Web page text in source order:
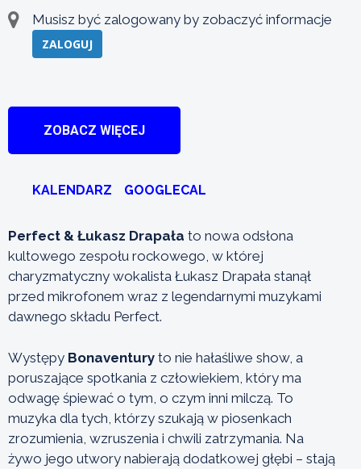
Musisz być zalogowany by zobaczyć informacje
ZALOGUJ
ZOBACZ WIĘCEJ
KALENDARZ GOOGLECAL
Perfect & Łukasz Drapała to nowa odsłona
kultowego zespołu rockowego, w której
charyzmatyczny wokalista Łukasz Drapała stanął
przed mikrofonem wraz z legendarnymi muzykami
dawnego składu Perfect.
Występy Bonaventury to nie hałaśliwe show, a
poruszające spotkania z człowiekiem, który ma
odwagę śpiewać o tym, o czym inni milczą. To
muzyka dla tych, którzy szukają w piosenkach
zrozumienia, wzruszenia i chwili zatrzymania. Na
żywo jego utwory nabierają dodatkowej głębi – stają